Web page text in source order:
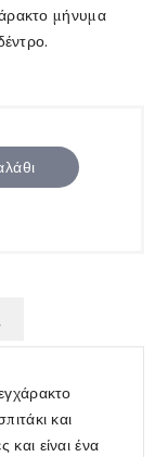
μήνυμα
και
είναι ένα